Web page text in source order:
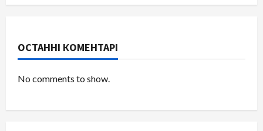
ОСТАННІ КОМЕНТАРІ
No comments to show.